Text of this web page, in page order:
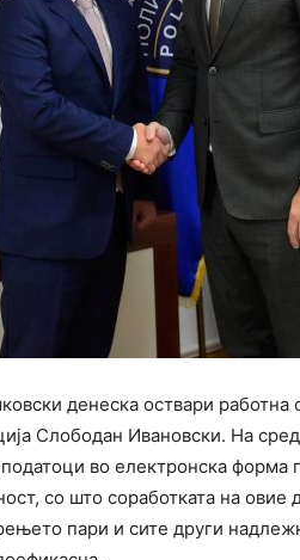
денеска оствари работна
Слободан Ивановски. На
во електронска форма
со што соработката на овие
пари и сите други